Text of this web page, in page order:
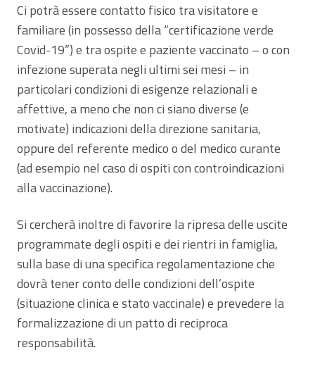
Ci potrà essere contatto fisico tra visitatore e
familiare (in possesso della “certificazione verde
Covid-19”) e tra ospite e paziente vaccinato – o con
infezione superata negli ultimi sei mesi – in
particolari condizioni di esigenze relazionali e
affettive, a meno che non ci siano diverse (e
motivate) indicazioni della direzione sanitaria,
oppure del referente medico o del medico curante
(ad esempio nel caso di ospiti con controindicazioni
alla vaccinazione).
Si cercherà inoltre di favorire la ripresa delle uscite
programmate degli ospiti e dei rientri in famiglia,
sulla base di una specifica regolamentazione che
dovrà tener conto delle condizioni dell’ospite
(situazione clinica e stato vaccinale) e prevedere la
formalizzazione di un patto di reciproca
responsabilità.